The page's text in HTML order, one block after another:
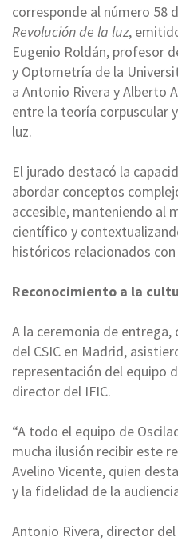
corresponde al número 58
Revolución de la luz,
Eugenio Roldán, profesor
y Optometría de la
a Antonio Rivera y Alberto
entre la teoría corpuscular
luz.
El jurado destacó la
abordar conceptos
accesible, manteniendo al
científico y
históricos relacionados
Reconocimiento a la
A la ceremonia de entrega,
del CSIC en Madrid,
representación del equipo
director del IFIC.
“A todo el equipo de
mucha ilusión recibir este
Avelino Vicente, quien
y la fidelidad de la
Antonio Rivera, director